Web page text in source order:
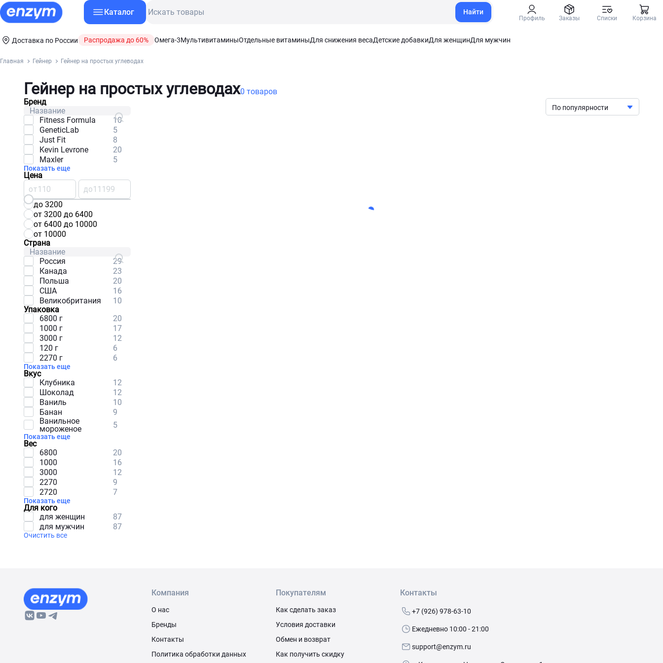
Каталог Найти
Профиль Заказы Списки Корзина
Доставка по России Распродажа до 60% Омега-3МультивитаминыОтдельные витаминыДля снижения весаДетские добавкиДля женщинДля мужчин
Главная Гейнер Гейнер на простых углеводах
Гейнер на простых углеводах0 товаров
Бренд
Fitness Formula
10
GeneticLab
5
Just Fit
8
Kevin Levrone
20
Maxler
5
Показать еще
Цена
от
до
до 3200
от 3200 до 6400
от 6400 до 10000
от 10000
Страна
Россия
29
Канада
23
Польша
20
США
16
Великобритания
10
Упаковка
6800 г
20
1000 г
17
3000 г
12
120 г
6
2270 г
6
Показать еще
Вкус
Клубника
12
Шоколад
12
Ваниль
10
Банан
9
Ванильное
мороженое
5
Показать еще
Вес
6800
20
1000
16
3000
12
2270
9
2720
7
Показать еще
Для кого
для женщин
87
для мужчин
87
Очистить все
По популярности
Компания
О нас
Бренды
Контакты
Политика обработки данных
Покупателям
Как сделать заказ
Условия доставки
Обмен и возврат
Как получить скидку
Контакты
+7 (926) 978-63-10
Ежедневно 10:00 - 21:00
support@enzym.ru